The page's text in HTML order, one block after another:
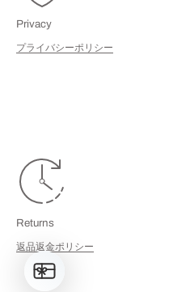
Privacy
プライバシーポリシー
Returns
返品返金ポリシー